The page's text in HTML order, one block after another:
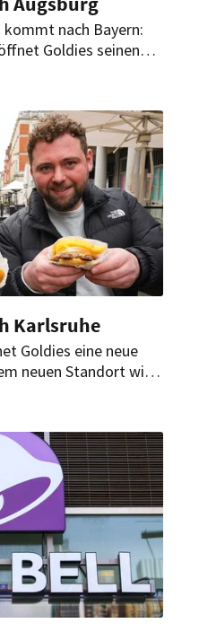
nach Bayern:
Goldies seinen
Vladislav Gachyn
besonderen
Karlsruhe
Goldies eine neue
neuen Standort will
Das soll mit einem
werden.